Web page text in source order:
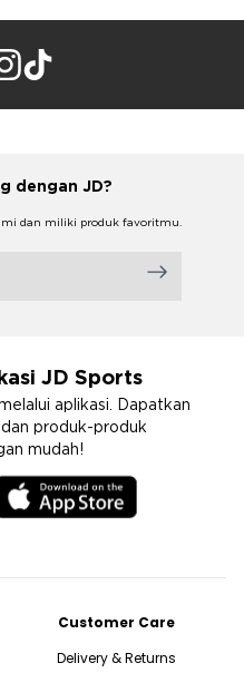
dengan JD?
dan miliki produk favoritmu.
JD Sports
aplikasi. Dapatkan
produk-produk
mudah!
Customer Care
Delivery & Returns